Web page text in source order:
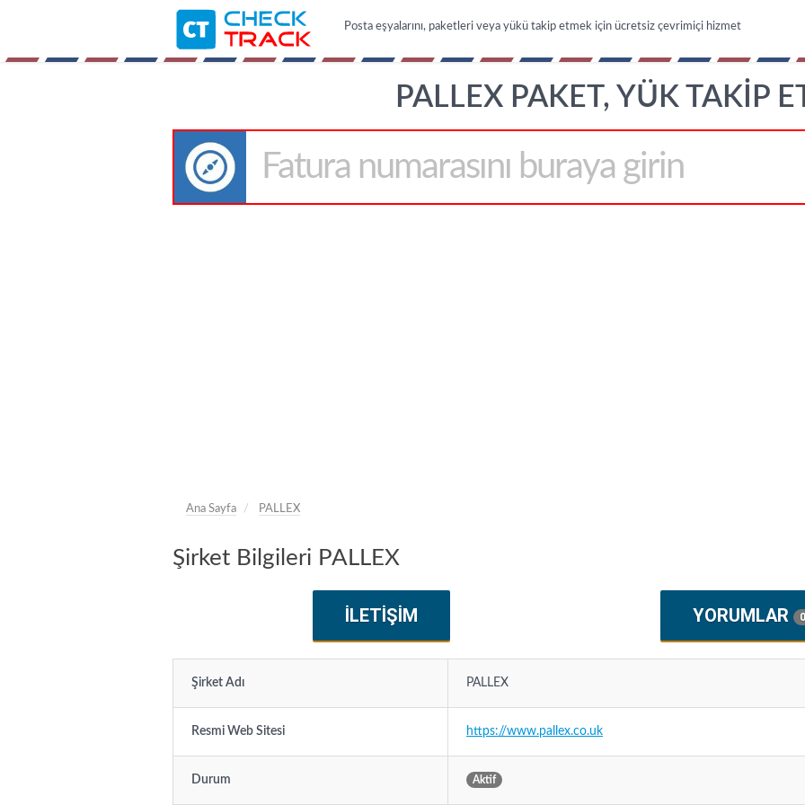
Posta eşyalarını, paketleri veya yükü takip etmek için ücretsiz çevrimiçi hizmet
PALLEX PAKET, YÜK TAKIP
Ana Sayfa PALLEX
Şirket Bilgileri PALLEX
İLETIŞIM YORUMLAR 0
Şirket Adı PALLEX
Resmi Web Sitesi https://www.pallex.co.uk
Durum Aktif